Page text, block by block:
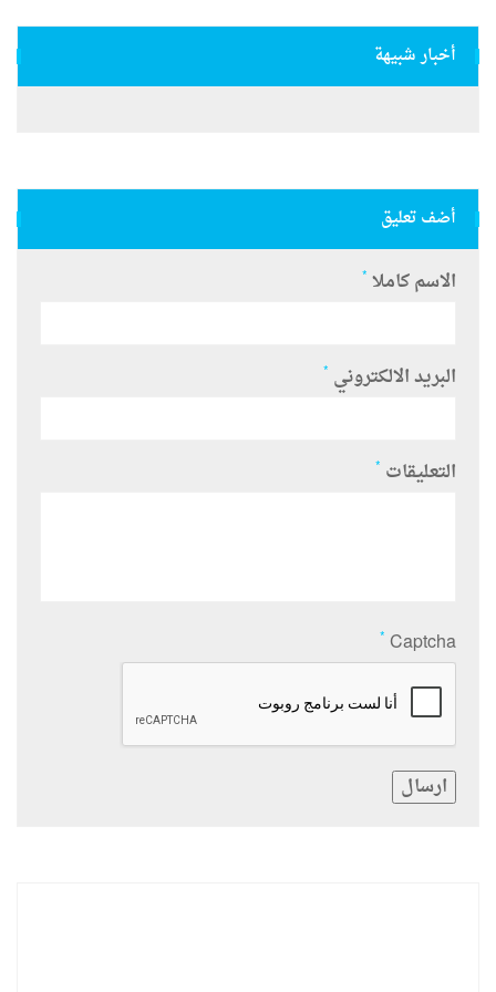
أخبار شبيهة
أضف تعليق
الاسم كاملا *
البريد الالكتروني *
التعليقات *
Captcha
*
ارسال